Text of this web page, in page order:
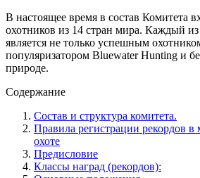
В настоящее время в состав Комитета
охотников из 14 стран мира. Каждый
является не только успешным
популяризатором Bluewater Hunting и
природе.
Содержание
Состав и структура комитета.
Правила регистрации рекордов в
охоте
Предисловие
Классы наград (рекордов):